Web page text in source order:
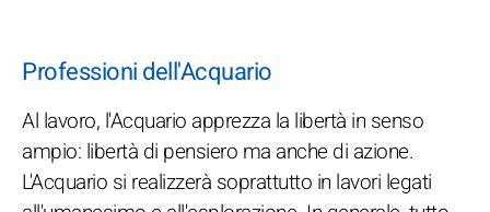
Professioni dell'Acquario
Al lavoro, l'Acquario apprezza la libertà in senso
ampio: libertà di pensiero ma anche di azione.
L'Acquario si realizzerà soprattutto in lavori legati